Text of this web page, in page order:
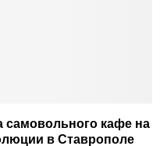
самовольного кафе на
в Ставрополе